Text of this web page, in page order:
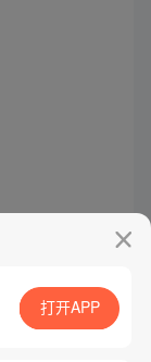
打开APP